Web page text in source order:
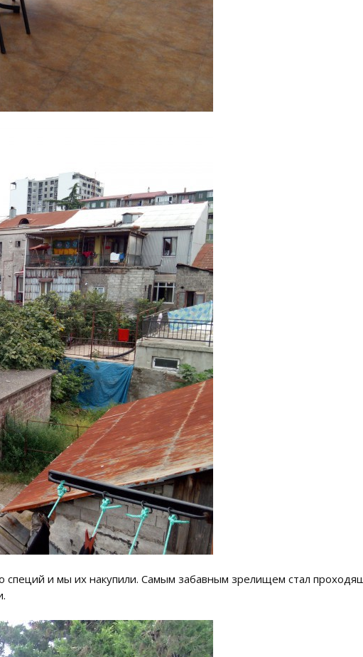
специй и мы их накупили. Самым забавным зрелищем стал